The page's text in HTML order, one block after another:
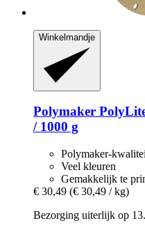
Winkelmandje
Polymaker
/ 1000 g
Polymaker-
Veel kleuren
Gemakkelijk te
€ 30,49 (€ 30,49 / kg)
Bezorging uiterlijk op